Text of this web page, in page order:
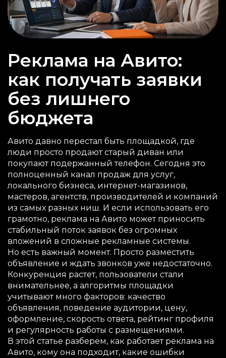
Реклама на Авито:
как получать заявки
без лишнего
бюджета
Авито давно перестал быть площадкой, где
люди просто продают старый диван или
покупают подержанный телефон. Сегодня это
полноценный канал продаж для услуг,
локального бизнеса, интернет-магазинов,
мастеров, агентств, производителей и компаний
из самых разных ниш. И если использовать его
грамотно, реклама на Авито может приносить
стабильный поток заявок без огромных
вложений в сложные рекламные системы.
Но есть важный момент. Просто разместить
объявление и ждать звонков уже недостаточно.
Конкуренция растет, пользователи стали
внимательнее, а алгоритмы площадки
учитывают много факторов: качество
объявления, поведение аудитории, цену,
оформление, скорость ответа, рейтинг профиля
и регулярность работы с размещениями.
В этой статье разберем, как работает реклама на
Авито, кому она подходит, какие ошибки